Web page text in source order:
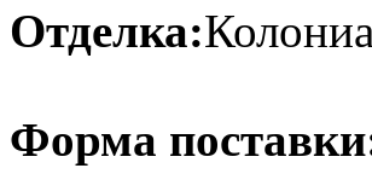
Отделка:
Форма